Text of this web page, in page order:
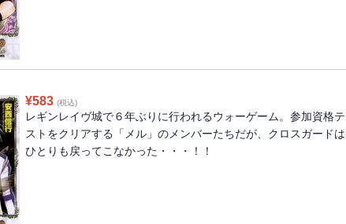
¥583 (税込)
レギンレイヴ城で６年ぶりに行われるウォーゲーム。参加資格テ
ストをクリアする「メル」のメンバーたちだが、クロスガードは
ひとりも戻ってこなかった・・・！！